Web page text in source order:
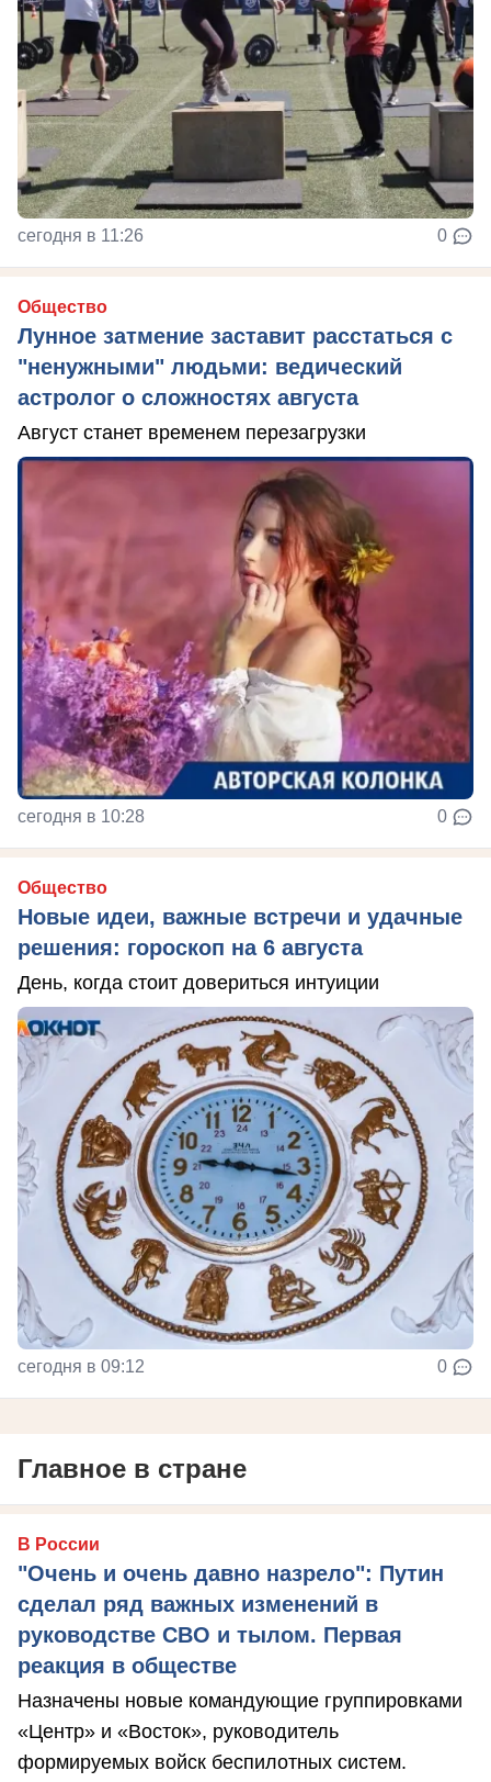
сегодня в 11:26 0
Общество
Лунное затмение заставит расстаться с
"ненужными" людьми: ведический
астролог о сложностях августа
Август станет временем перезагрузки
сегодня в 10:28 0
Общество
Новые идеи, важные встречи и удачные
решения: гороскоп на 6 августа
День, когда стоит довериться интуиции
сегодня в 09:12 0
Главное в стране
В России
"Очень и очень давно назрело": Путин
сделал ряд важных изменений в
руководстве СВО и тылом. Первая
реакция в обществе
Назначены новые командующие группировками
«Центр» и «Восток», руководитель
формируемых войск беспилотных систем.